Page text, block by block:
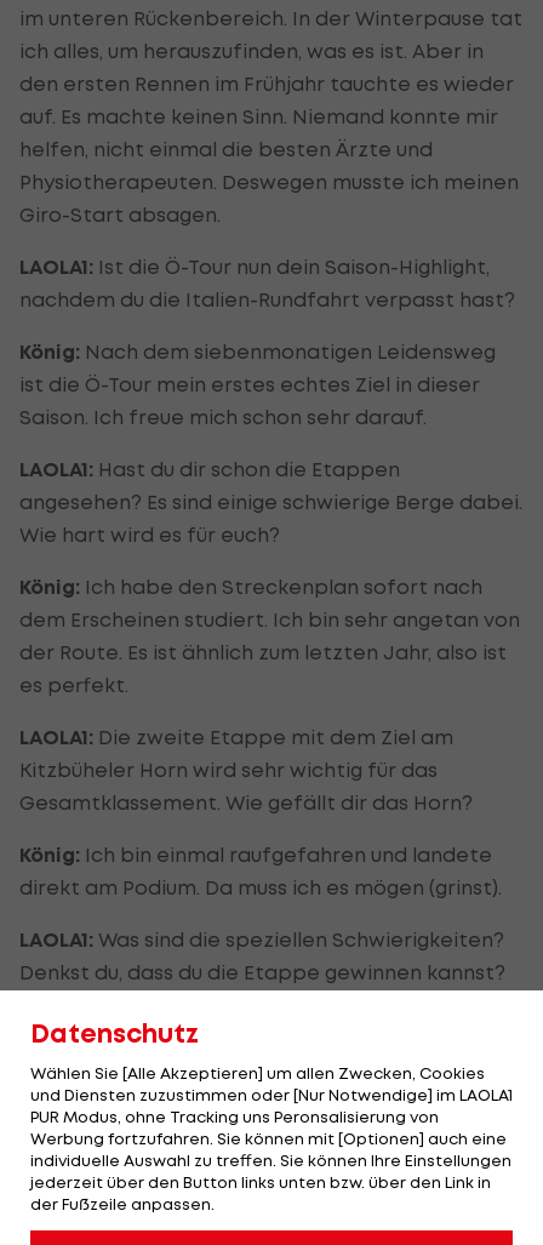
im unteren Rückenbereich. In der Winterpause tat
ich alles, um herauszufinden, was es ist. Aber in
den ersten Rennen im Frühjahr tauchte es wieder
auf. Es machte keinen Sinn. Niemand konnte mir
helfen, nicht einmal die besten Ärzte und
Physiotherapeuten. Deswegen musste ich meinen
Giro-Start absagen.
LAOLA1: Ist die Ö-Tour nun dein Saison-Highlight,
nachdem du die Italien-Rundfahrt verpasst hast?
König: Nach dem siebenmonatigen Leidensweg
ist die Ö-Tour mein erstes echtes Ziel in dieser
Saison. Ich freue mich schon sehr darauf.
LAOLA1: Hast du dir schon die Etappen
angesehen? Es sind einige schwierige Berge dabei.
Wie hart wird es für euch?
König: Ich habe den Streckenplan sofort nach
dem Erscheinen studiert. Ich bin sehr angetan von
der Route. Es ist ähnlich zum letzten Jahr, also ist
es perfekt.
LAOLA1: Die zweite Etappe mit dem Ziel am
Kitzbüheler Horn wird sehr wichtig für das
Gesamtklassement. Wie gefällt dir das Horn?
König: Ich bin einmal raufgefahren und landete
direkt am Podium. Da muss ich es mögen (grinst).
LAOLA1: Was sind die speziellen Schwierigkeiten?
Denkst du, dass du die Etappe gewinnen kannst?
König:Das Horn ist ein wirklich harter Berg. Du
nicht die beste Form hast und klug fährst, kannst
du auch ein relativ gutes Resultat erzielen. Ich bin
seit meiner Verletzungspause noch keine
Bergankunft gefahren. Deswegen bin ich nicht
sicher, wie gut ich so einen steilen Anstieg
Datenschutz
Wählen Sie [Alle Akzeptieren] um allen Zwecken, Cookies
und Diensten zuzustimmen oder [Nur Notwendige] im LAOLA1
PUR Modus, ohne Tracking uns Peronsalisierung von
Werbung fortzufahren. Sie können mit [Optionen] auch eine
individuelle Auswahl zu treffen. Sie können Ihre Einstellungen
jederzeit über den Button links unten bzw. über den Link in
der Fußzeile anpassen.